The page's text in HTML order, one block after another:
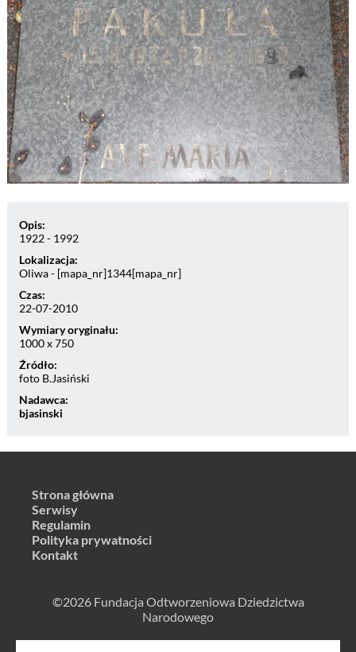
Opis:
1922 - 1992
Lokalizacja:
Oliwa - [mapa_nr]1344[mapa_nr]
Czas:
22-07-2010
Wymiary oryginału:
1000 x 750
Źródło:
foto B.Jasiński
Nadawca:
bjasinski
Strona główna
Serwisy
Regulamin
Polityka prywatności
Kontakt
©2026 Fundacja Odtworzeniowa Dziedzictwa
Narodowego